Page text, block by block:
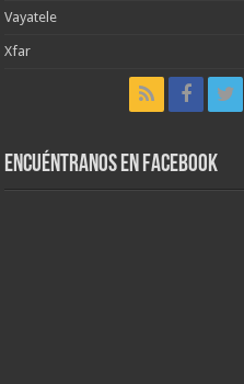
Vayatele
Xfar
Encuéntranos en Facebook